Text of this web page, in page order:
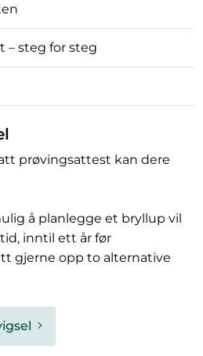
– steg for steg
prøvingsattest kan dere
å planlegge et bryllup vil
inntil ett år før
gjerne opp to alternative